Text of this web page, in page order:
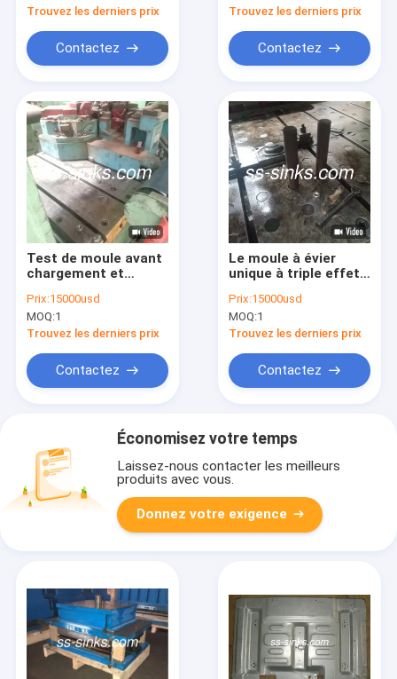
cuisine de
numérique par
ordinateur de DAO
Trouvez les derniers prix
Contactez
d'estampage
Trouvez les derniers prix
Contactez
Test de moule avant
chargement et
Prix:15000usd
MOQ:1
Trouvez les derniers prix
Contactez
Le moule à évier
unique à triple effet
à installer
Prix:15000usd
MOQ:1
Trouvez les derniers prix
Contactez
Économisez votre temps
Laissez-nous contacter les meilleurs
produits avec vous.
Donnez votre exigence